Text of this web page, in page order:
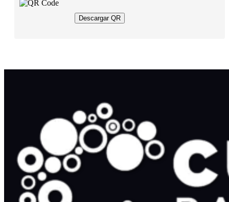
Descargar QR